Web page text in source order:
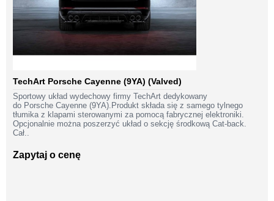
TechArt Porsche Cayenne (9YA) (Valved)
Sportowy układ wydechowy firmy TechArt dedykowany
do Porsche Cayenne (9YA).Produkt składa się z samego tylnego
tłumika z klapami sterowanymi za pomocą fabrycznej elektroniki.
Opcjonalnie można poszerzyć układ o sekcję środkową Cat-back.
Cał..
Zapytaj o cenę